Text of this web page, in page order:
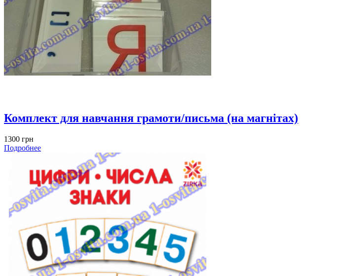
Комплект для навчання грамоти/письма (на магнітах)
1300 грн
Подробнее